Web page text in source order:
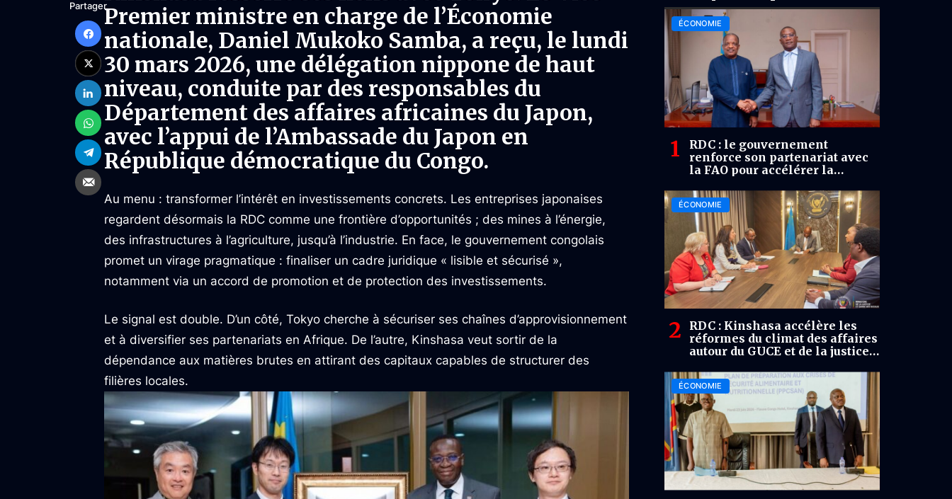
PartagerPremier ministre en charge de l’Économie
nationale, Daniel Mukoko Samba, a reçu, le lundi
30 mars 2026, une délégation nippone de haut
niveau, conduite par des responsables du
Département des affaires africaines du Japon,
avec l’appui de l’Ambassade du Japon en
République démocratique du Congo.
Au menu : transformer l’intérêt en investissements concrets. Les entreprises japonaises
regardent désormais la RDC comme une frontière d’opportunités ; des mines à l’énergie,
des infrastructures à l’agriculture, jusqu’à l’industrie. En face, le gouvernement congolais
promet un virage pragmatique : finaliser un cadre juridique « lisible et sécurisé »,
notamment via un accord de promotion et de protection des investissements.
Le signal est double. D’un côté, Tokyo cherche à sécuriser ses chaînes d’approvisionnement
et à diversifier ses partenariats en Afrique. De l’autre, Kinshasa veut sortir de la
dépendance aux matières brutes en attirant des capitaux capables de structurer des
filières locales.
ÉCONOMIE
RDC : le gouvernement
renforce son partenariat avec
la FAO pour accélérer la
ÉCONOMIE
RDC : Kinshasa accélère les
réformes du climat des affaires
autour du GUCE et de la justice
ÉCONOMIE